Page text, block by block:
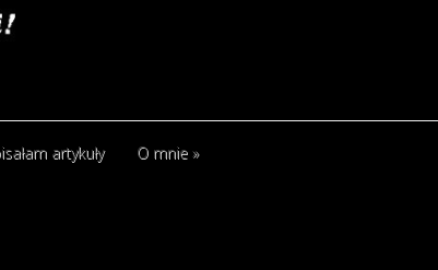
artykuły O mnie »